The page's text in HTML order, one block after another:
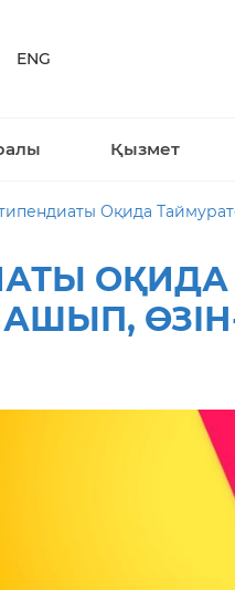
ENG
Қызмет
Оқида
АШЫП,